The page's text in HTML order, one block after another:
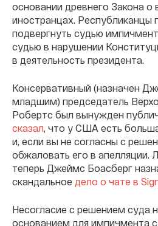
основании древнего Закона
иностранцах. Республиканцы
подвергнуть судью
судью в нарушении
в деятельность президента.
Консервативный (назначен
младшим) председатель
Робертс был вынужден
сказал , что у США есть
и, если вы не согласны с
обжаловать его в апелляции.
теперь Джеймс Боасберг
скандальное дело о чате в
Несогласие с решением суда
основанием для импичмента